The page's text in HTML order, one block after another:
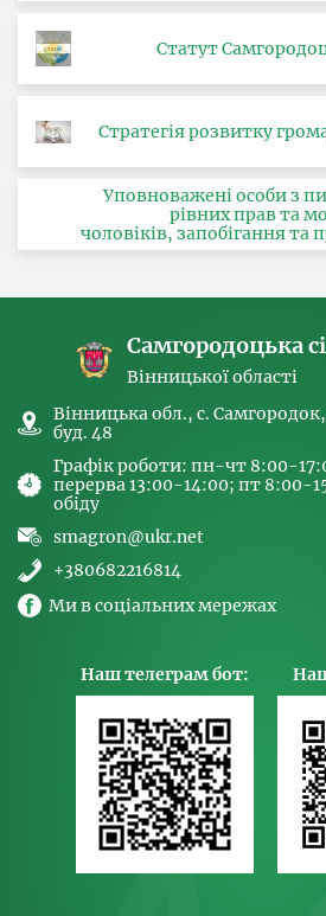
Статут
Стратегія розвитку
Уповноважені особи з
рівних прав та
чоловіків, запобігання та
за ознакою статі, з питань
Самгородоцька
Вінницької області
Вінницька обл., с.
буд. 48
Графік роботи: пн-чт 8:00-
перерва 13:00-14:00; пт 8:00-
обіду
smagron@ukr.net
+380682216814
Ми в соціальних мережах
Наш телеграм бот: